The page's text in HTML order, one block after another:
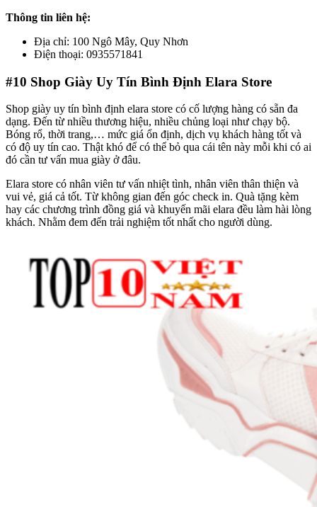
Thông tin liên hệ:
Địa chỉ: 100 Ngô Mây, Quy Nhơn
Điện thoại: 0935571841
#10 Shop Giày Uy Tín Bình Định Elara Store
Shop giày uy tín bình định elara store có cố lượng hàng có sẵn đa
dạng. Đến từ nhiều thương hiệu, nhiều chủng loại như chạy bộ.
Bóng rổ, thời trang,… mức giá ổn định, dịch vụ khách hàng tốt và
có độ uy tín cao. Thật khó để có thể bỏ qua cái tên này mỗi khi có ai
đó cần tư vấn mua giày ở đâu.
Elara store có nhân viên tư vấn nhiệt tình, nhân viên thân thiện và
vui vẻ, giá cả tốt. Từ không gian đến góc check in. Quà tặng kèm
hay các chương trình đồng giá và khuyến mãi elara đều làm hài lòng
khách. Nhằm đem đến trải nghiệm tốt nhất cho người dùng.